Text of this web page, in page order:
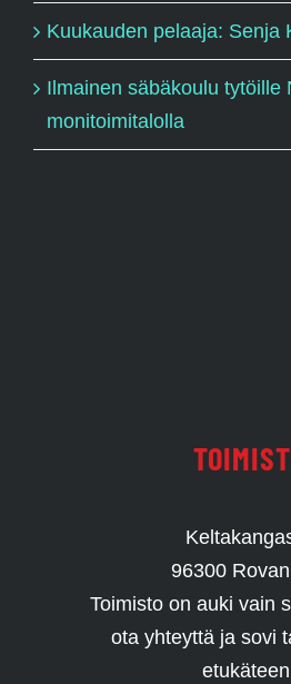
Kuukauden pelaaja: Senja
Ilmainen säbäkoulu tytöille
monitoimitalolla
96300
Toimisto on auki vain
ota yhteyttä ja sovi